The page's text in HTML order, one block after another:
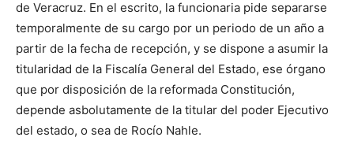
de Veracruz. En el escrito, la funcionaria pide separarse
temporalmente de su cargo por un periodo de un año a
partir de la fecha de recepción, y se dispone a asumir la
titularidad de la Fiscalía General del Estado, ese órgano
que por disposición de la reformada Constitución,
depende asbolutamente de la titular del poder Ejecutivo
del estado, o sea de Rocío Nahle.